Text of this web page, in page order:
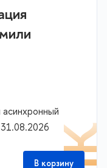
В корзину